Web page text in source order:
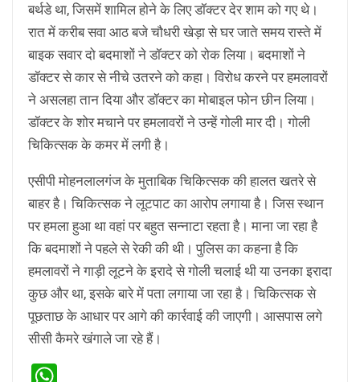
बर्थडे था, जिसमें शामिल होने के लिए डॉक्टर देर शाम को गए थे।
रात में करीब सवा आठ बजे चौधरी खेड़ा से घर जाते समय रास्ते में
बाइक सवार दो बदमाशों ने डॉक्टर को रोक लिया। बदमाशों ने
डॉक्टर से कार से नीचे उतरने को कहा। विरोध करने पर हमलावरों
ने असलहा तान दिया और डॉक्टर का मोबाइल फोन छीन लिया।
डॉक्टर के शोर मचाने पर हमलावरों ने उन्हें गोली मार दी। गोली
चिकित्सक के कमर में लगी है।
एसीपी मोहनलालगंज के मुताबिक चिकित्सक की हालत खतरे से
बाहर है। चिकित्सक ने लूटपाट का आरोप लगाया है। जिस स्थान
पर हमला हुआ था वहां पर बहुत सन्नाटा रहता है। माना जा रहा है
कि बदमाशों ने पहले से रेकी की थी। पुलिस का कहना है कि
हमलावरों ने गाड़ी लूटने के इरादे से गोली चलाई थी या उनका इरादा
कुछ और था, इसके बारे में पता लगाया जा रहा है। चिकित्सक से
पूछताछ के आधार पर आगे की कार्रवाई की जाएगी। आसपास लगे
सीसी कैमरे खंगाले जा रहे हैं।